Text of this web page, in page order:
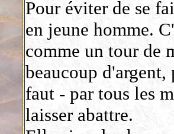
Pour éviter de se
en jeune homme.
comme un tour de
beaucoup
faut - par tous les
laisser abattre.